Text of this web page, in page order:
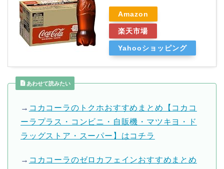
Amazon
楽天市場
Yahooショッピング
あわせて読みたい
→ コカコーラのトクホおすすめまとめ【コカコ
ーラプラス・コンビニ・自販機・マツキヨ・ド
ラッグストア・スーパー】はコチラ
→ コカコーラのゼロカフェインおすすめまとめ